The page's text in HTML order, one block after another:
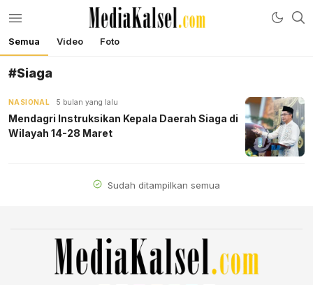
mediakalsel.com
Berita Update Banua
Semua Video Foto
#Siaga
NASIONAL 5 bulan yang lalu
Mendagri Instruksikan Kepala Daerah Siaga di
Wilayah 14-28 Maret
Sudah ditampilkan semua